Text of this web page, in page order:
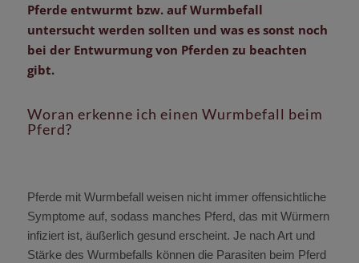
Pferde entwurmt bzw. auf Wurmbefall
untersucht werden sollten und was es sonst noch
bei der Entwurmung von Pferden zu beachten
gibt.
Woran erkenne ich einen Wurmbefall beim
Pferd?
Pferde mit Wurmbefall weisen nicht immer offensichtliche
Symptome auf, sodass manches Pferd, das mit Würmern
infiziert ist, äußerlich gesund erscheint. Je nach Art und
Stärke des Wurmbefalls können die Parasiten beim Pferd